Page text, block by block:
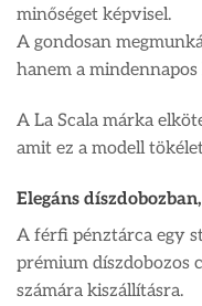
minőséget képvisel.
A gondosan
hanem a
A La Scala márka
amit ez a modell
Elegáns
A férfi pénztárca egy
prémium díszdobozos
számára kiszállításra.